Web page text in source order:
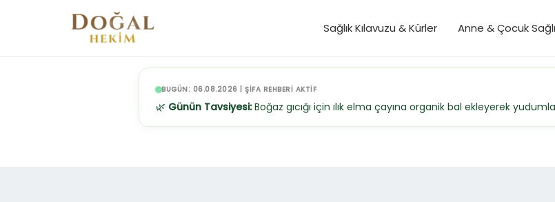
Sağlık Kılavuzu & Kürler Anne & Çocuk
BUGÜN: 06.08.2026 | ŞİFA REHBERİ AKTİF
🌿 Günün Tavsiyesi: Boğaz gıcığı için ılık elma çayına organik bal ekleyerek